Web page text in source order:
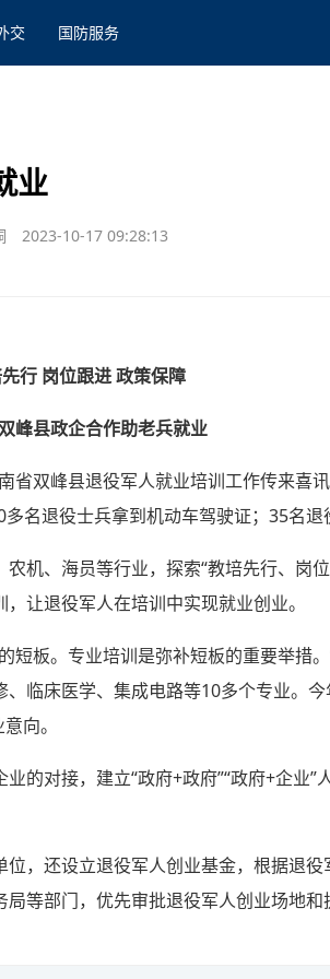
交 国防服务
业
2023-10-17 09:28:13
行 岗位跟进 政策保障
峰县政企合作助老兵就业
省双峰县退役军人就业培训工作传来喜
名退役士兵拿到机动车驾驶证；35名退
机、海员等行业，探索“教培先行、岗
让退役军人在培训中实现就业创业。
短板。专业培训是弥补短板的重要举措
临床医学、集成电路等10多个专业。
向。
的对接，建立“政府+政府”“政府+企业
，还设立退役军人创业基金，根据退
等部门，优先审批退役军人创业场地和